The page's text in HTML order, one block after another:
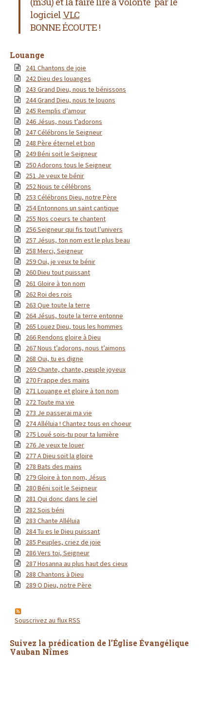
logiciel VLC
BONNE ÉCOUTE !
Louange
241 Chantons de joie
242 Dieu des louanges
243 Grand Dieu, nous te bénissons
244 Grand Dieu, nous te louons
245 Remplis d’amour
246 Jésus, nous t’adorons
247 Célébrons le Seigneur
248 Père éternel et bon
249 Béni soit le Seigneur
250 Adorons tous le Seigneur
251 Je veux te bénir
252 Nous te célébrons
253 Célébrons Dieu, notre Père
254 Entonnons un saint cantique
255 Nos coeurs te chantent
256 Seigneur qui fis tout l’univers
257 Jésus, ton nom est le plus beau
258 Merci, Seigneur
259 Oui, je veux te bénir
260 Dieu tout puissant
261 Gloire à ton nom
262 Roi des rois
263 Que toute la terre
264 Jésus, toute la terre entonne
265 Louez Dieu, tous les hommes
266 Rendons gloire à Dieu
267 Nous t’adorons, nous t’aimons
268 Oui, tu es digne
269 Chante, chante, peuple joyeux
270 Frappe des mains
271 Louange et gloire à ton nom
272 Toute ma vie
273 Je passerai ma vie
274 Alléluia ! Chantez tous en choeur
275 Loué sois-tu pour ta lumière
276 Je veux te louer
277 A Dieu soit la gloire
278 Bats des mains
279 Gloire à ton nom, Jésus
280 Béni soit le Seigneur
281 Qui donc dans le ciel
282 Sois béni
283 Chante Alléluia
284 Tu es le Dieu puissant
285 Peuples, criez de joie
286 Vers toi, Seigneur
287 Hosanna au plus haut des cieux
288 Chantons à Dieu
289 O Dieu, notre Père
Souscrivez au flux RSS
Suivez la prédication de l’Église Évangélique
Vauban Nîmes